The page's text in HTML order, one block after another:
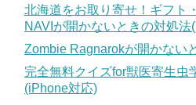
北海道をお取り寄せ！ギフ
NAVIが開かないときの対処法
Zombie Ragnarokが開かない
完全無料クイズfor獣医寄生虫
(iPhone対応)